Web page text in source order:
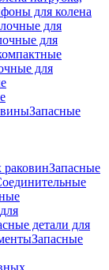
для колена
для
для
для
Запасные
Запасные
детали для
Запасные